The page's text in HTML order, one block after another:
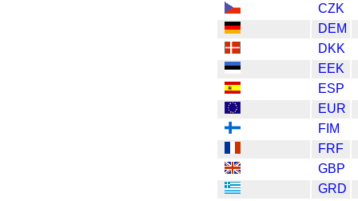
CZK
DEM
DKK
EEK
ESP
EUR
FIM
FRF
GBP
GRD